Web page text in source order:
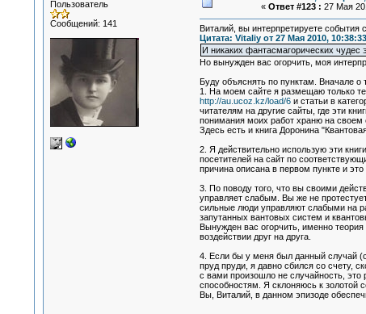
Пользователь
Сообщений: 141
« Ответ #123 : 27 Мая
Виталий, вы интерпретируете события
Цитата: Vitaliy от 27 Мая 2010, 10:38:33
И никаких фантасмагорических
Но вынужден вас огорчить, моя
Буду объяснять по пунктам. Вначале о
1. На моем сайте я размещаю только
http://au.ucoz.kz/load/6и статьи в
читателям на другие сайты, где эти
понимания моих работ храню на своем
Здесь есть и книга Доронина
2. Я действительно использую эти
посетителей на сайт по
причина описана в первом пункте и
3. По поводу того, что вы своими
управляет слабым. Вы же не
сильные люди управляют слабыми на
запутанных вантовых систем и
Вынужден вас огорчить, именно
воздействии друг на друга.
4. Если бы у меня был данный случай
пруд пруди, я давно сбился со счету,
с вами произошло не случайность,
способностям. Я склоняюсь к золотой
Вы, Виталий, в данном эпизоде